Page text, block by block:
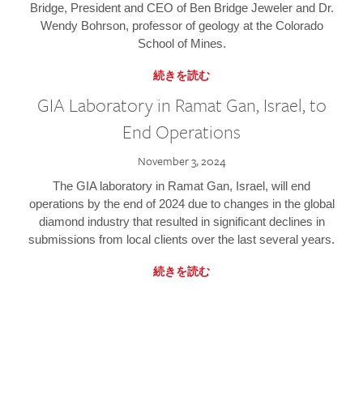
Bridge, President and CEO of Ben Bridge Jeweler and Dr.
Wendy Bohrson, professor of geology at the Colorado
School of Mines.
続きを読む
GIA Laboratory in Ramat Gan, Israel, to
End Operations
November 3, 2024
The GIA laboratory in Ramat Gan, Israel, will end
operations by the end of 2024 due to changes in the global
diamond industry that resulted in significant declines in
submissions from local clients over the last several years.
続きを読む